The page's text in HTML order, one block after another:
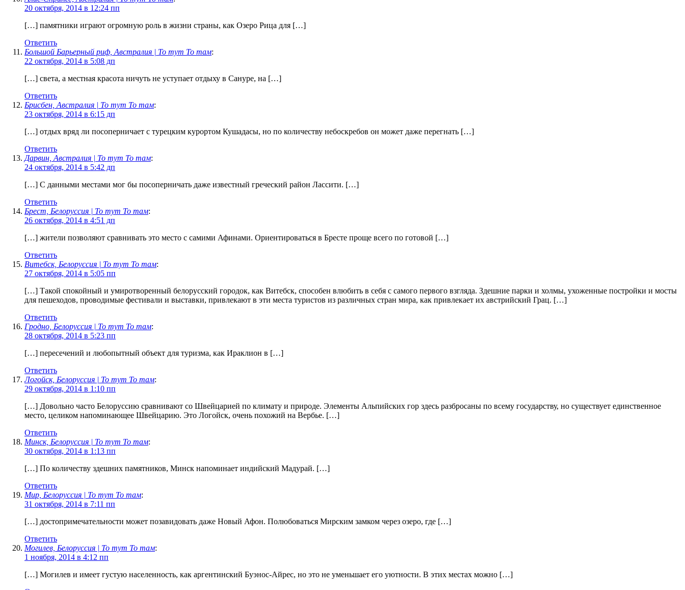
20 октября, 2014 в 12:24 пп
[…] памятники играют огромную роль в жизни страны, как Озеро Рица для […]
Ответить
Большой Барьерный риф, Австралия | То тут То там:
22 октября, 2014 в 5:08 дп
[…] света, а местная красота ничуть не уступает отдыху в Сануре, на […]
Ответить
Брисбен, Австралия | То тут То там:
23 октября, 2014 в 6:15 дп
[…] отдых вряд ли посоперничает с турецким курортом Кушадасы, но по количеству небоскребов он может даже перегнать […]
Ответить
Дарвин, Австралия | То тут То там:
24 октября, 2014 в 5:42 дп
[…] С данными местами мог бы посоперничать даже известный греческий район Лассити. […]
Ответить
Брест, Белоруссия | То тут То там:
26 октября, 2014 в 4:51 дп
[…] жители позволяют сравнивать это место с самими Афинами. Ориентироваться в Бресте проще всего по готовой […]
Ответить
Витебск, Белоруссия | То тут То там:
27 октября, 2014 в 5:05 пп
[…] Такой спокойный и умиротворенный белорусский городок, как Витебск, способен влюбить в себя с самого первого взгляда. Здешние парки и холмы, ухоженные постройки и мосты
для пешеходов, проводимые фестивали и выставки, привлекают в эти места туристов из различных стран мира, как привлекает их австрийский Грац. […]
Ответить
Гродно, Белоруссия | То тут То там:
28 октября, 2014 в 5:23 пп
[…] пересечений и любопытный объект для туризма, как Ираклион в […]
Ответить
Логойск, Белоруссия | То тут То там:
29 октября, 2014 в 1:10 пп
[…] Довольно часто Белоруссию сравнивают со Швейцарией по климату и природе. Элементы Альпийских гор здесь разбросаны по всему государству, но существует единственное
место, целиком напоминающее Швейцарию. Это Логойск, очень похожий на Вербье. […]
Ответить
Минск, Белоруссия | То тут То там:
30 октября, 2014 в 1:13 пп
[…] По количеству здешних памятников, Минск напоминает индийский Мадурай. […]
Ответить
Мир, Белоруссия | То тут То там:
31 октября, 2014 в 7:11 пп
[…] достопримечательности может позавидовать даже Новый Афон. Полюбоваться Мирским замком через озеро, где […]
Ответить
Могилев, Белоруссия | То тут То там:
1 ноября, 2014 в 4:12 пп
[…] Могилев и имеет густую населенность, как аргентинский Буэнос-Айрес, но это не уменьшает его уютности. В этих местах можно […]